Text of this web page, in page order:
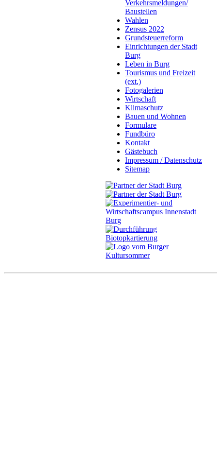
Verkehrsmeldungen/
Baustellen
Wahlen
Zensus 2022
Grundsteuerreform
Einrichtungen der Stadt
Burg
Leben in Burg
Tourismus und Freizeit
(ext.)
Fotogalerien
Wirtschaft
Klimaschutz
Bauen und Wohnen
Formulare
Fundbüro
Kontakt
Gästebuch
Impressum / Datenschutz
Sitemap